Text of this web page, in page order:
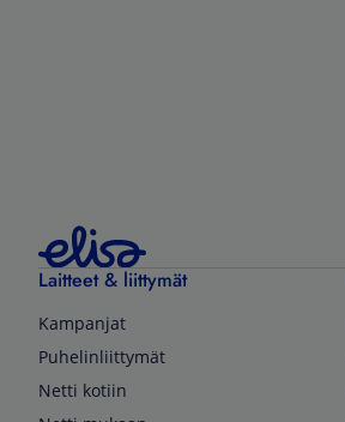
Laitteet & liittymät
Kampanjat
Puhelinliittymät
Netti kotiin